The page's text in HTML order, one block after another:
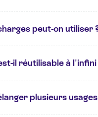
peut-on utiliser
il réutilisable à l'infini
plusieurs